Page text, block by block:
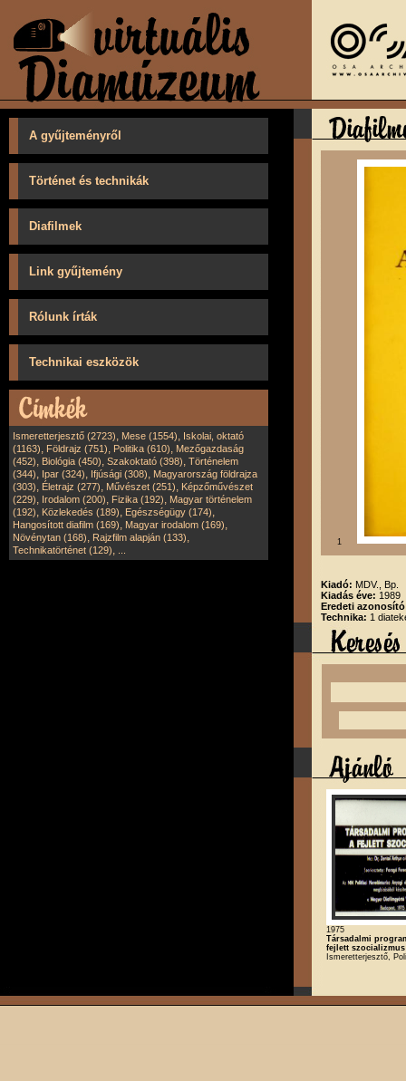
A gyűjteményről
Történet és technikák
Diafilmek
Link gyűjtemény
Rólunk írták
Technikai eszközök
Ismeretterjesztő (2723), Mese (1554), Iskolai, oktató
(1163), Földrajz (751), Politika (610), Mezőgazdaság
(452), Biológia (450), Szakoktató (398), Történelem
(344), Ipar (324), Ifjúsági (308), Magyarország földrajza
(303), Életrajz (277), Művészet (251), Képzőművészet
(229), Irodalom (200), Fizika (192), Magyar történelem
(192), Közlekedés (189), Egészségügy (174),
Hangosított diafilm (169), Magyar irodalom (169),
Növénytan (168), Rajzfilm alapján (133),
Technikatörténet (129),
1
Kiadó: MDV., Bp.
Kiadás éve: 1989
Eredeti
Technika: 1
1975
Társadalmi
fejlett szocializmus
Ismeretterjesztő,